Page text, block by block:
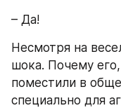
– Да!
Несмотря на
шока. Почему
поместили в
специально для